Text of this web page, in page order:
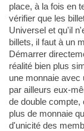
place, à la fois en
vérifier que les
Universel et qu'il
billets, il faut à un
Démarrer
réalité bien plus
une monnaie avec
par ailleurs eux-
de double compte,
plus de monnaie
d'unicité des